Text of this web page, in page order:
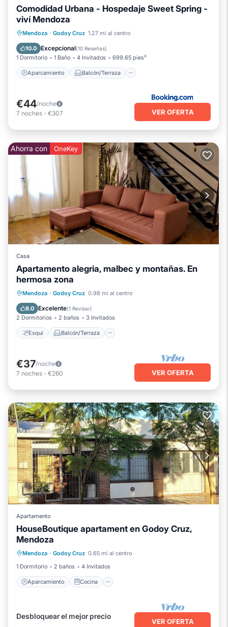
Comodidad Urbana - Hospedaje Sweet Spring -
viví Mendoza
Mendoza · Godoy Cruz 1.27 mi al centro
10.0 Excepcional(10 Reseñas)
1 Dormitorio 1 Baño 4 Invitados 699.65 pies²
Aparcamiento Balcón/Terraza
Aparcamiento
Balcón/Terraza
Aire acondicionado
€44/noche
7 noches - €307 VER OFERTA
Ahorra con OneKey
Casa
Apartamento alegria, malbec y montañas. En
hermosa zona
Mendoza · Godoy Cruz 0.98 mi al centro
8.0 Excelente(1 Revisar)
2 Dormitorios 2 baños 3 Invitados
Esquí Balcón/Terraza
Esquí Balcón/Terraza
Internet
€37/noche
7 noches - €260 VER OFERTA
Apartamento
HouseBoutique apartament en Godoy Cruz,
Mendoza
Mendoza · Godoy Cruz 0.65 mi al centro
1 Dormitorio
2 baños 4 Invitados
Aparcamiento Cocina
Apto para niños
Desbloquear el mejor precio
VER OFERTA